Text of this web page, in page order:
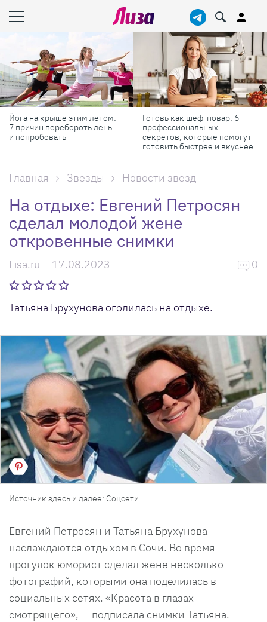
Йога на крыше этим летом:
7 причин перебороть лень
и попробовать
Готовь как шеф-повар: 6
профессиональных
секретов, которые помогут
готовить быстрее и вкуснее
Главная Звезды Новости звезд
На отдыхе: Евгений Петросян
сделал молодой жене
откровенные снимки
Lisa.ru 17.08.2023 0
Татьяна Брухунова оголилась на отдыхе.
Источник здесь и далее: Соцсети
Евгений Петросян и Татьяна Брухунова
наслаждаются отдыхом в Сочи. Во время
прогулок юморист сделал жене несколько
фотографий, которыми она поделилась в
социальных сетях. «Красота в глазах
смотрящего», — подписала снимки Татьяна.